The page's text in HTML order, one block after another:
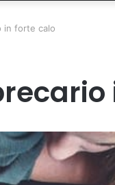
in forte calo